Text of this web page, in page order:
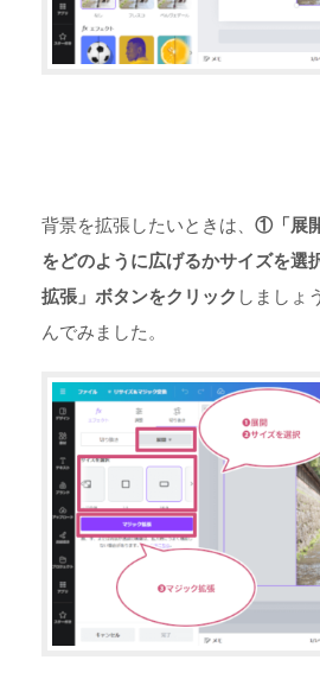
背景を拡張したいときは、 ①「展
をどのように広げるかサイズを選
拡張」ボタンをクリック しましょ
んでみました。